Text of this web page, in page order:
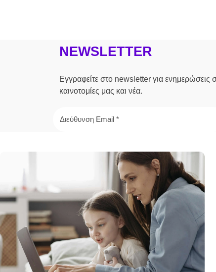
NEWSLETTER
Εγγραφείτε στο newsletter για ενημερώσεις
καινοτομίες μας και νέα.